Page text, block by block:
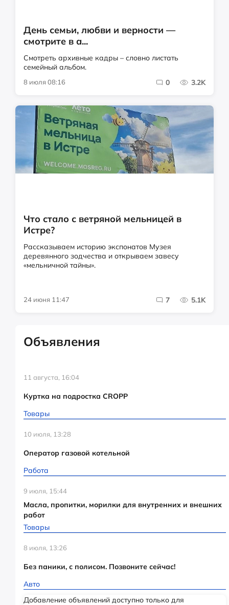
День семьи, любви и верности —
смотрите в а...
Смотреть архивные кадры – словно листать
семейный альбом.
8 июля 08:16 0 3.2K
Что стало с ветряной мельницей в
Истре?
Рассказываем историю экспонатов Музея
деревянного зодчества и открываем завесу
«мельничной тайны».
24 июня 11:47 7 5.1K
Объявления
11 августа, 16:04
Куртка на подростка CROPP
Товары
10 июля, 13:28
Оператор газовой котельной
Работа
9 июля, 15:44
Масла, пропитки, морилки для внутренних и внешних
работ
Товары
8 июля, 13:26
Без паники, с полисом. Позвоните сейчас!
Авто
Добавление объявлений доступно только для